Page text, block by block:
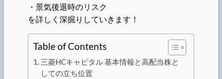
・景気後退時のリスク
を詳しく深掘りしていきます！
Table of Contents
三菱HCキャピタル 基本情報と高配当株と
しての立ち位置